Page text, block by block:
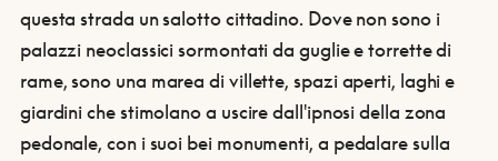
questa strada un salotto cittadino. Dove non sono i
palazzi neoclassici sormontati da guglie e torrette di
rame, sono una marea di villette, spazi aperti, laghi e
giardini che stimolano a uscire dall'ipnosi della zona
pedonale, con i suoi bei monumenti, a pedalare sulla